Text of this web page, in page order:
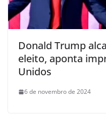
Donald Trump
eleito, aponta
Unidos
6 de novembro de 2024